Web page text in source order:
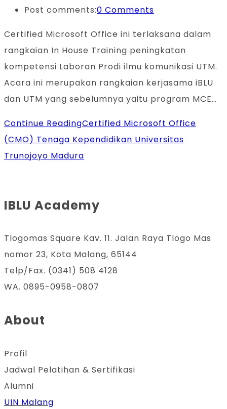
Post comments:0 Comments
Certified Microsoft Office ini terlaksana dalam
rangkaian In House Training peningkatan
kompetensi Laboran Prodi ilmu komunikasi UTM.
Acara ini merupakan rangkaian kerjasama iBLU
dan UTM yang sebelumnya yaitu program MCE…
Continue ReadingCertified Microsoft Office
(CMO) Tenaga Kependidikan Universitas
Trunojoyo Madura
IBLU Academy
Tlogomas Square Kav. 11. Jalan Raya Tlogo Mas
nomor 23, Kota Malang, 65144
Telp/Fax. (0341) 508 4128
WA. 0895-0958-0807
About
Profil
Jadwal Pelatihan & Sertifikasi
Alumni
UIN Malang